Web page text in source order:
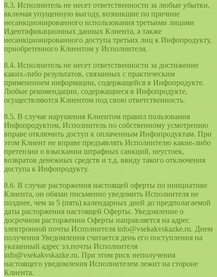
8.3. Исполнитель не несет ответственности за любые убытки,
включая упущенную выгоду, возникшие по причине
несанкционированного использования третьими лицами
Идентификационных данных Клиента, а также
несанкционированного доступа третьих лиц к Инфопродукту,
приобретенного Клиентом у Исполнителя.
8.4. Исполнитель не несет ответственности за достижение
каких-либо результатов, связанных с практическим
применением информации, содержащейся в Инфопродукте.
Любые рекомендации, содержащиеся в Инфопродукте,
осуществляются Клиентом под свою ответственность.
8.5. В случае нарушения Клиентом правил пользования
Инфопродуктом, Исполнитель по собственному усмотрению
вправе отключить доступ к оплаченным Инфопродуктам. При
этом Клиент не вправе предъявлять Исполнителю какие-либо
претензии о взыскании штрафных санкций, неустоек,
возвратов денежных средств и т.д. ввиду такого отключения
доступа к Инфопродукту.
8.6. В случае расторжения настоящей оферты по инициативе
Клиента, он обязан письменно уведомить Исполнителя не
позднее, чем за 5 (пять) календарных дней до предполагаемой
даты расторжения настоящей Оферты. Уведомление о
досрочном расторжении Оферты направляется на адрес
электронной почты Исполнителя info@vsekakvskazke.ru. Днем
получения Уведомления считается день его поступления на
указанный адрес эл.почты Исполнителя
info@vsekakvskazke.ru. При этом риск неполучения
настоящего уведомления Исполнителем лежит на стороне
Клиента.